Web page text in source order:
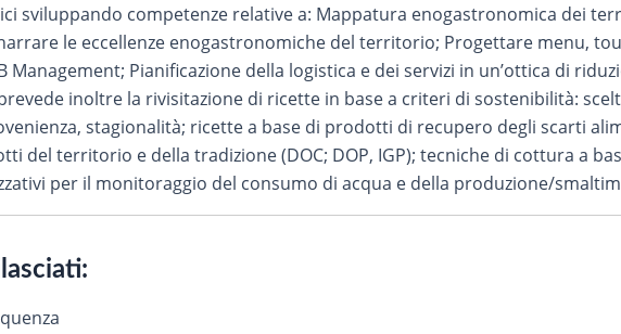
sviluppando competenze relative a: Mappatura enogastronomica dei
le eccellenze enogastronomiche del territorio; Progettare menu,
Management; Pianificazione della logistica e dei servizi in un’ottica di
inoltre la rivisitazione di ricette in base a criteri di sostenibilità:
stagionalità; ricette a base di prodotti di recupero degli scarti
del territorio e della tradizione (DOC; DOP, IGP); tecniche di cottura a
per il monitoraggio del consumo di acqua e della produzione/